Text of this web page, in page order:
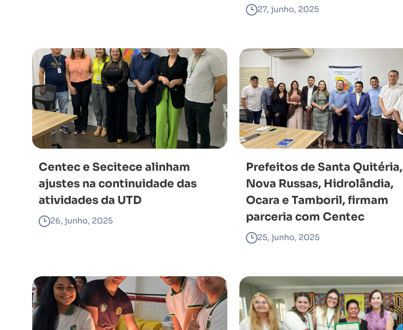
27, junho, 2025
Centec e Secitece alinham
ajustes na continuidade das
atividades da UTD
26, junho, 2025
Prefeitos de Santa Quitéria,
Nova Russas, Hidrolândia,
Ocara e Tamboril, firmam
parceria com Centec
25, junho, 2025